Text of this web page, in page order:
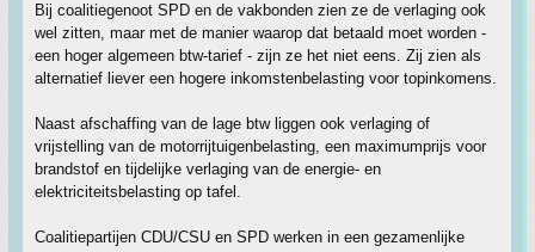
Bij coalitiegenoot SPD en de vakbonden zien ze de verlaging ook
wel zitten, maar met de manier waarop dat betaald moet worden -
een hoger algemeen btw-tarief - zijn ze het niet eens. Zij zien als
alternatief liever een hogere inkomstenbelasting voor topinkomens.
Naast afschaffing van de lage btw liggen ook verlaging of
vrijstelling van de motorrijtuigenbelasting, een maximumprijs voor
brandstof en tijdelijke verlaging van de energie- en
elektriciteitsbelasting op tafel.
Coalitiepartijen CDU/CSU en SPD werken in een gezamenlijke